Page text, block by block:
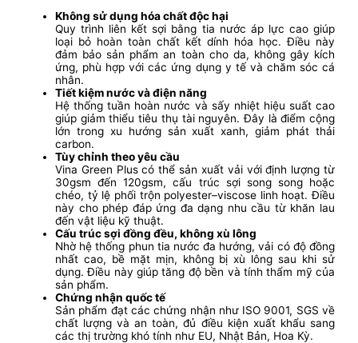
Không sử dụng hóa chất độc hại
Quy trình liên kết sợi bằng tia nước áp lực cao giúp
loại bỏ hoàn toàn chất kết dính hóa học. Điều này
đảm bảo sản phẩm an toàn cho da, không gây kích
ứng, phù hợp với các ứng dụng y tế và chăm sóc cá
nhân.
Tiết kiệm nước và điện năng
Hệ thống tuần hoàn nước và sấy nhiệt hiệu suất cao
giúp giảm thiểu tiêu thụ tài nguyên. Đây là điểm cộng
lớn trong xu hướng sản xuất xanh, giảm phát thải
carbon.
Tùy chỉnh theo yêu cầu
Vina Green Plus có thể sản xuất vải với định lượng từ
30gsm đến 120gsm, cấu trúc sợi song song hoặc
chéo, tỷ lệ phối trộn polyester–viscose linh hoạt. Điều
này cho phép đáp ứng đa dạng nhu cầu từ khăn lau
đến vật liệu kỹ thuật.
Cấu trúc sợi đồng đều, không xù lông
Nhờ hệ thống phun tia nước đa hướng, vải có độ đồng
nhất cao, bề mặt mịn, không bị xù lông sau khi sử
dụng. Điều này giúp tăng độ bền và tính thẩm mỹ của
sản phẩm.
Chứng nhận quốc tế
Sản phẩm đạt các chứng nhận như ISO 9001, SGS về
chất lượng và an toàn, đủ điều kiện xuất khẩu sang
các thị trường khó tính như EU, Nhật Bản, Hoa Kỳ.